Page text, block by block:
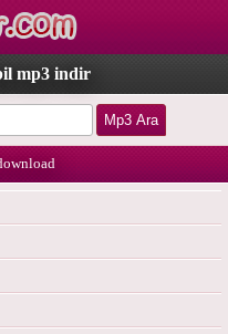
mp3 indir